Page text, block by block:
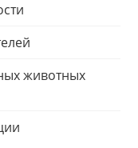
животных